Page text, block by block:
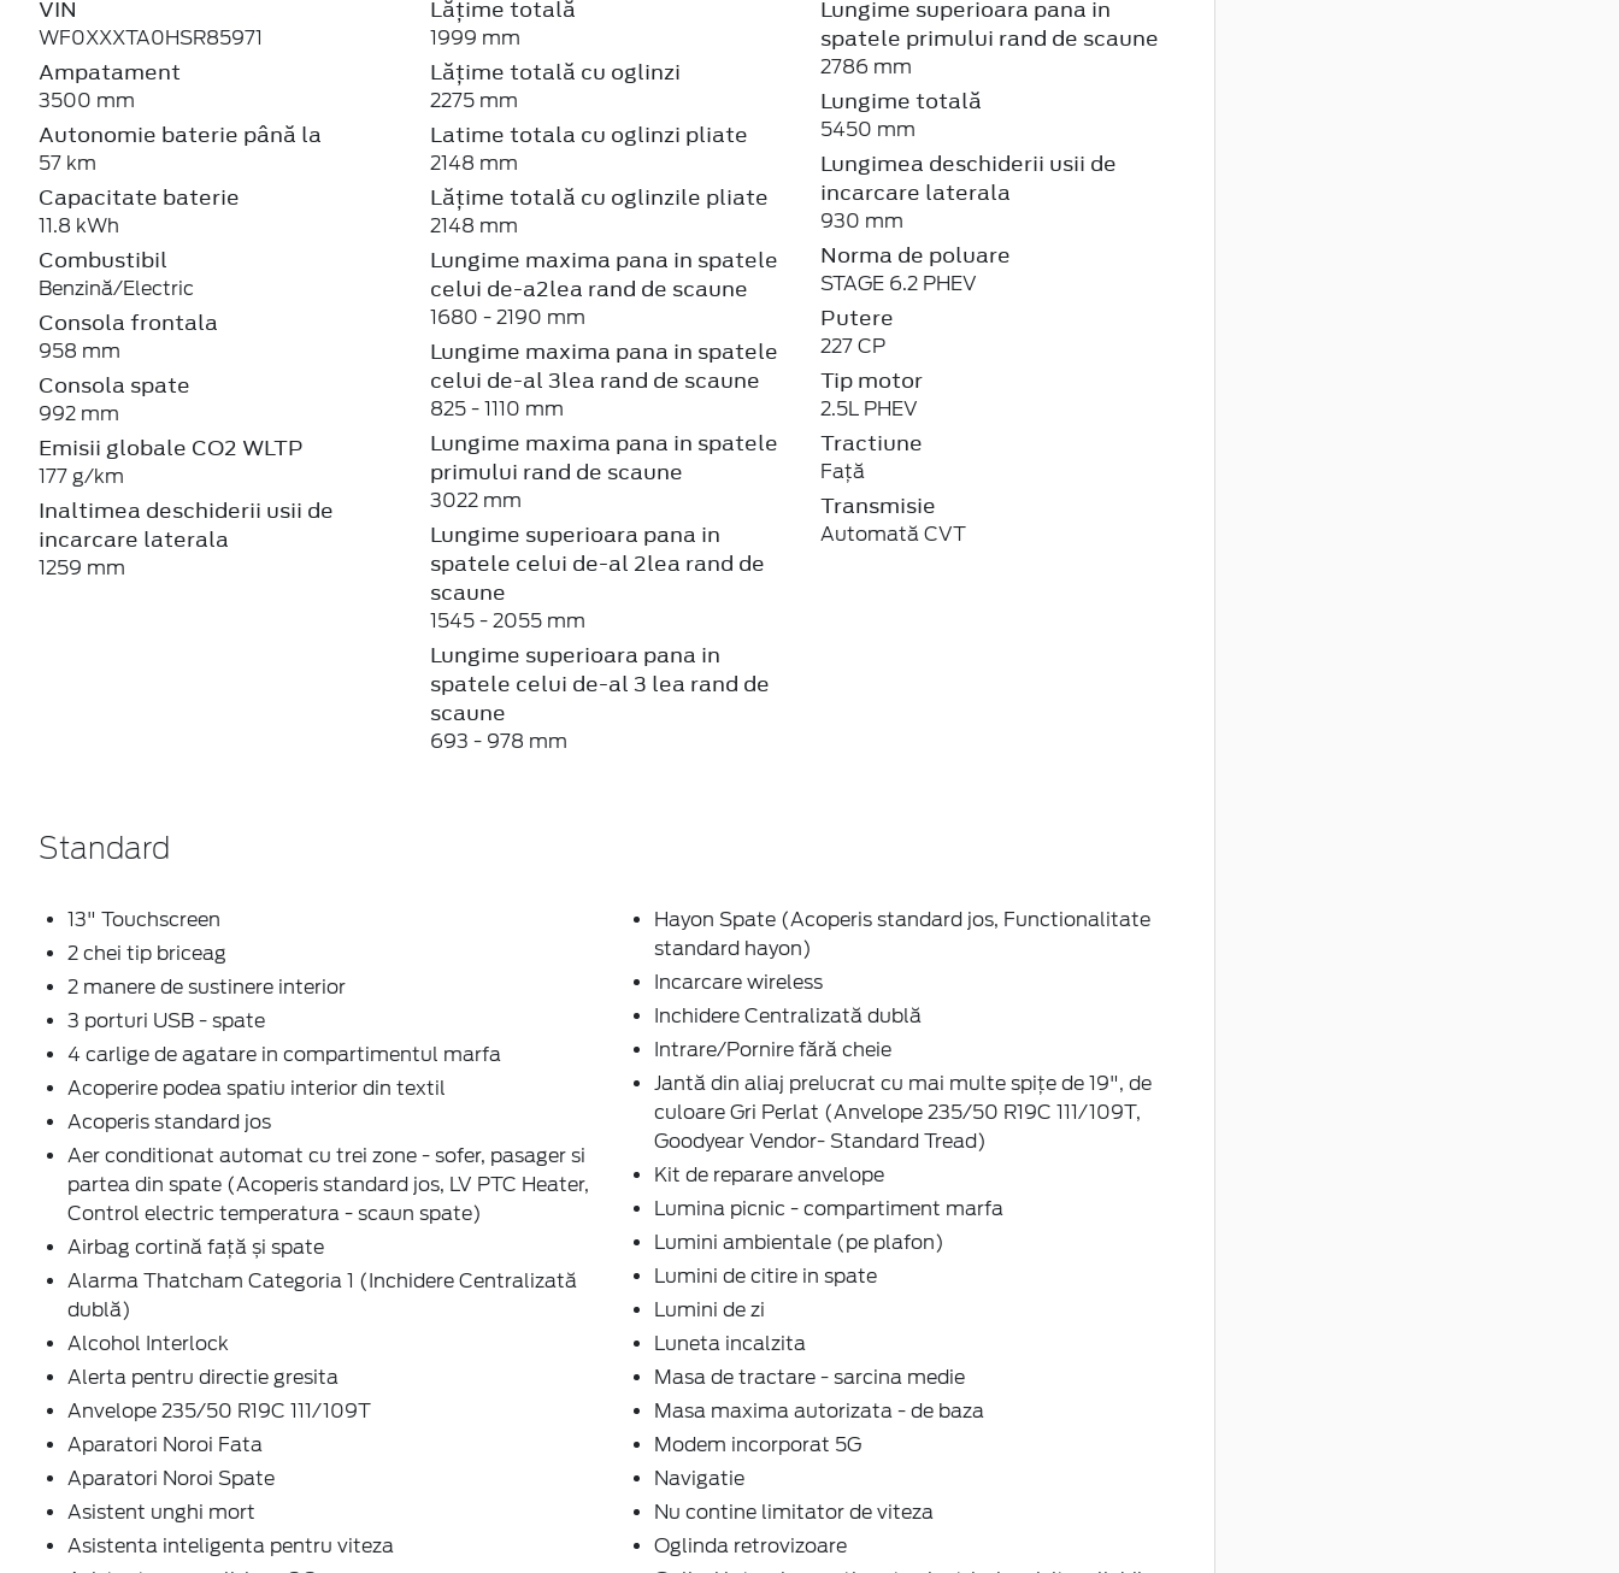
WF0XXXTA0HSR85971
Ampatament
3500 mm
Autonomie baterie până la
57 km
Capacitate baterie
11.8 kWh
Combustibil
Benzină/Electric
Consola frontala
958 mm
Consola spate
992 mm
Emisii globale CO2 WLTP
177 g/km
Inaltimea deschiderii usii de
incarcare laterala
1259 mm
1999 mm
Lățime totală cu oglinzi
2275 mm
Latime totala cu oglinzi pliate
2148 mm
Lățime totală cu oglinzile pliate
2148 mm
Lungime maxima pana in spatele
celui de-a2lea rand de scaune
1680 - 2190 mm
Lungime maxima pana in spatele
celui de-al 3lea rand de scaune
825 - 1110 mm
Lungime maxima pana in spatele
primului rand de scaune
3022 mm
Lungime superioara pana in
spatele celui de-al 2lea rand de
scaune
1545 - 2055 mm
Lungime superioara pana in
spatele celui de-al 3 lea rand de
scaune
693 - 978 mm
spatele primului rand de scaune
2786 mm
Lungime totală
5450 mm
Lungimea deschiderii usii de
incarcare laterala
930 mm
Norma de poluare
STAGE 6.2 PHEV
Putere
227 CP
Tip motor
2.5L PHEV
Tractiune
Față
Transmisie
Automată CVT
2 chei tip briceag
2 manere de sustinere interior
3 porturi USB - spate
4 carlige de agatare in compartimentul marfa
Acoperire podea spatiu interior din textil
Acoperis standard jos
Aer conditionat automat cu trei zone - sofer, pasager si
partea din spate (Acoperis standard jos, LV PTC Heater,
Control electric temperatura - scaun spate)
Airbag cortină față și spate
Alarma Thatcham Categoria 1 (Inchidere Centralizată
dublă)
Alcohol Interlock
Alerta pentru directie gresita
Anvelope 235/50 R19C 111/109T
Aparatori Noroi Fata
Aparatori Noroi Spate
Asistent unghi mort
Asistenta inteligenta pentru viteza
Asistenta pre-coliziune 2.2
standard hayon)
Incarcare wireless
Inchidere Centralizată dublă
Intrare/Pornire fără cheie
Jantă din aliaj prelucrat cu mai multe spițe de 19", de
culoare Gri Perlat (Anvelope 235/50 R19C 111/109T,
Goodyear Vendor- Standard Tread)
Kit de reparare anvelope
Lumina picnic - compartiment marfa
Lumini ambientale (pe plafon)
Lumini de citire in spate
Lumini de zi
Luneta incalzita
Masa de tractare - sarcina medie
Masa maxima autorizata - de baza
Modem incorporat 5G
Navigatie
Nu contine limitator de viteza
Oglinda retrovizoare
Oglinzi laterale – actionate electric, incalzite, pliabile